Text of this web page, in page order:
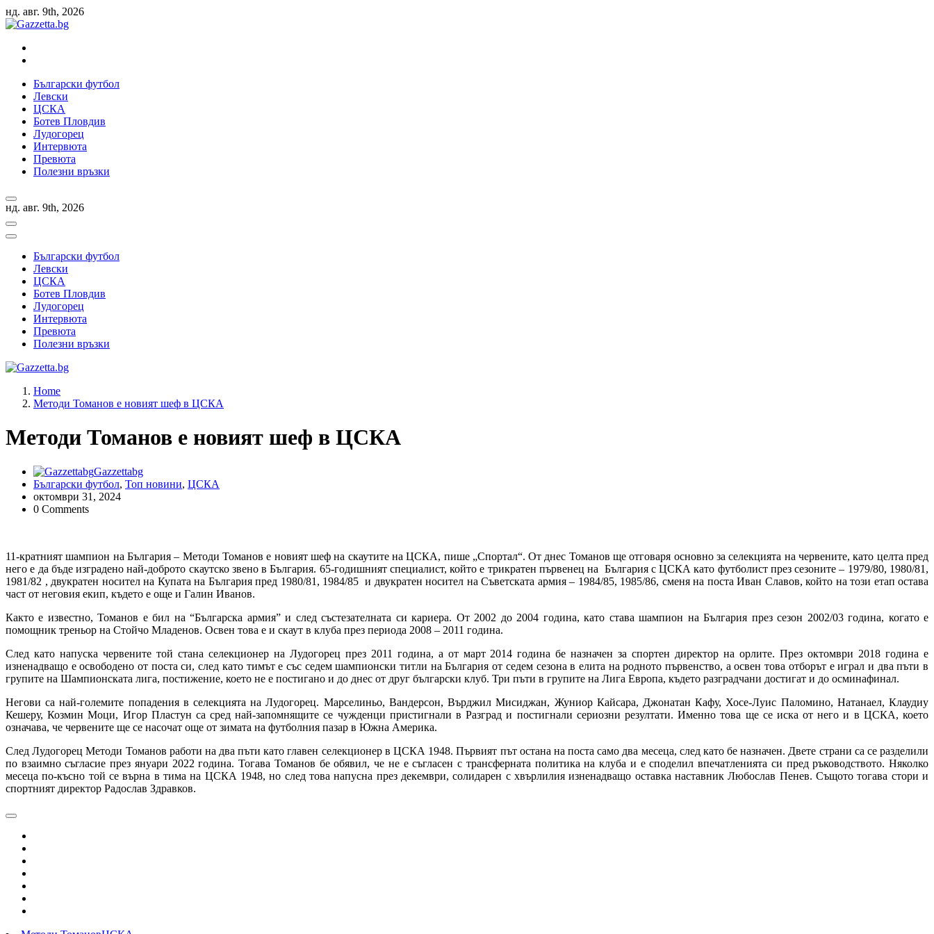
Skip
to
нд. авг. 9th, 2026
Актуални новини за българския футбол, прогнозни резултати и коментари
Български футбол
Левски
ЦСКА
Ботев Пловдив
Лудогорец
Интервюта
Превюта
Полезни връзки
нд. авг. 9th, 2026
Български футбол
Левски
ЦСКА
Ботев Пловдив
Лудогорец
Интервюта
Превюта
Полезни връзки
Актуални новини за българския футбол, прогнозни резултати и коментари
Home
Методи Томанов е новият шеф в ЦСКА
Методи Томанов е новият шеф в ЦСКА
Gazzettabg
Български футбол, Топ новини, ЦСКА
октомври 31, 2024
0 Comments
11-кратният шампион на България – Методи Томанов е новият шеф на скаутите на ЦСКА, пише „Спортал“. От днес Томанов ще отговаря основно за селекцията на червените, като целта пред
него е да бъде изградено най-доброто скаутско звено в България. 65-годишният специалист, който е трикратен първенец на България с ЦСКА като футболист през сезоните – 1979/80, 1980/81,
1981/82 , двукратен носител на Купата на България пред 1980/81, 1984/85 и двукратен носител на Съветската армия – 1984/85, 1985/86, сменя на поста Иван Славов, който на този етап остава
част от неговия екип, където е още и Галин Иванов.
Както е известно, Томанов е бил на “Българска армия” и след състезателната си кариера. От 2002 до 2004 година, като става шампион на България през сезон 2002/03 година, когато е
помощник треньор на Стойчо Младенов. Освен това е и скаут в клуба през периода 2008 – 2011 година.
След като напуска червените той стана селекционер на Лудогорец през 2011 година, а от март 2014 година бе назначен за спортен директор на орлите. През октомври 2018 година е
изненадващо е освободено от поста си, след като тимът е със седем шампионски титли на България от седем сезона в елита на родното първенство, а освен това отборът е играл и два пъти в
групите на Шампионската лига, постижение, което не е постигано и до днес от друг български клуб. Три пъти в групите на Лига Европа, където разградчани достигат и до осминафинал.
Негови са най-големите попадения в селекцията на Лудогорец. Марселиньо, Вандерсон, Върджил Мисиджан, Жуниор Кайсара, Джонатан Кафу, Хосе-Луис Паломино, Натанаел, Клаудиу
Кешеру, Козмин Моци, Игор Пластун са сред най-запомнящите се чужденци пристигнали в Разград и постигнали сериозни резултати. Именно това ще се иска от него и в ЦСКА, което
означава, че червените ще се насочат още от зимата на футболния пазар в Южна Америка.
След Лудогорец Методи Томанов работи на два пъти като главен селекционер в ЦСКА 1948. Първият път остана на поста само два месеца, след като бе назначен. Двете страни са се разделили
по взаимно съгласие през януари 2022 година. Тогава Томанов бе обявил, че не е съгласен с трансферната политика на клуба и е споделил впечатленията си пред ръководството. Няколко
месеца по-късно той се върна в тима на ЦСКА 1948, но след това напусна през декември, солидарен с хвърлилия изненадващо оставка наставник Любослав Пенев. Същото тогава стори и
спортният директор Радослав Здравков.